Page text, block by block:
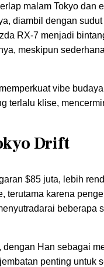
malam Tokyo dan
diambil dengan sudut
RX-7 menjadi
meskipun
vibe
terlalu klise,
Drift
$85 juta, lebih
terutama karena
beberapa
Han sebagai
penting untuk